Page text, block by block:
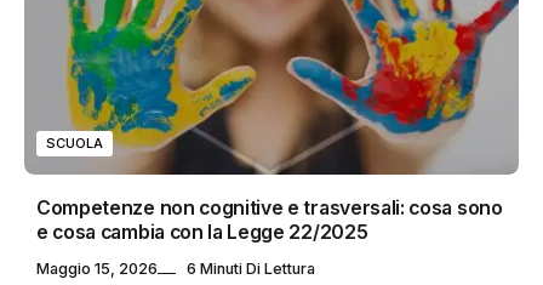
SCUOLA
Competenze non cognitive e trasversali: cosa sono
e cosa cambia con la Legge 22/2025
Maggio 15, 2026 6 Minuti Di Lettura